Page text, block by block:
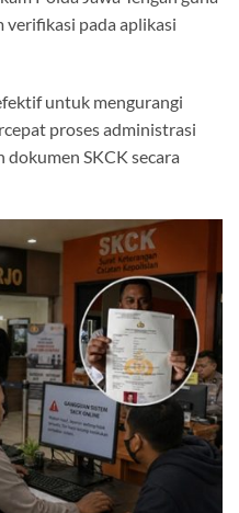
verifikasi pada aplikasi
untuk mengurangi
proses administrasi
SKCK secara